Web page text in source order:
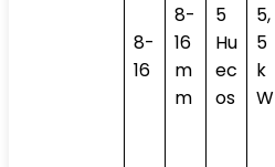
8-
16
8-
16
m
m
5
Hu
ec
os
5,
5
k
W